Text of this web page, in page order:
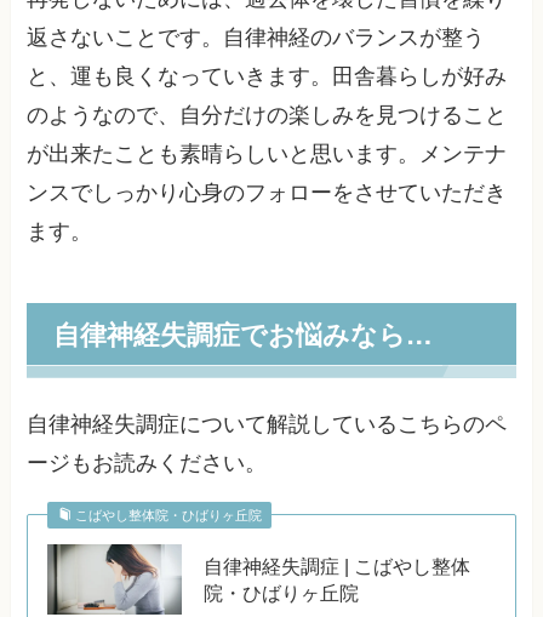
返さないことです。自律神経のバランスが整う
と、運も良くなっていきます。田舎暮らしが好み
のようなので、自分だけの楽しみを見つけること
が出来たことも素晴らしいと思います。メンテナ
ンスでしっかり心身のフォローをさせていただき
ます。
自律神経失調症でお悩みなら…
自律神経失調症について解説しているこちらのペ
ージもお読みください。
こばやし整体院・ひばりヶ丘院
自律神経失調症 | こばやし整体
院・ひばりヶ丘院